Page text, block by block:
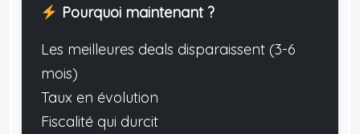
Pourquoi maintenant ?
Les meilleures deals disparaissent (3-6
mois)
Taux en évolution
Fiscalité qui durcit